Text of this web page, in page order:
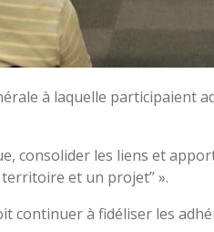
à laquelle participaient
les liens et
et un projet’’ ».
continuer à fidéliser les